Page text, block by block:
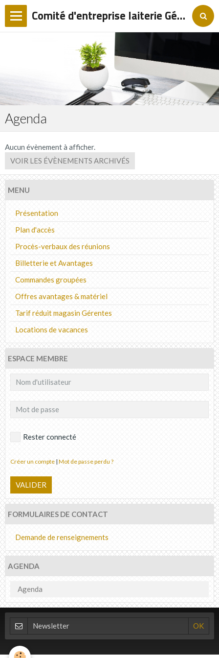
Comité d'entreprise laiterie Gérentes
Contact
Agenda
Aucun évènement à afficher.
VOIR LES ÉVÈNEMENTS ARCHIVÉS
MENU
Présentation
Plan d'accès
Procès-verbaux des réunions
Billetterie et Avantages
Commandes groupées
Offres avantages & matériel
Tarif réduit magasin Gérentes
Locations de vacances
ESPACE MEMBRE
Rester connecté
Créer un compte | Mot de passe perdu ?
VALIDER
FORMULAIRES DE CONTACT
Demande de renseignements
AGENDA
Agenda